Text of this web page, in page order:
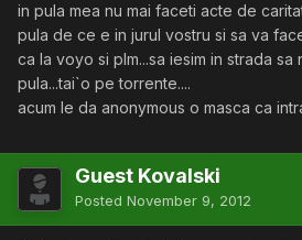
in pula mea nu mai faceti acte de
pula de ce e in jurul vostru si sa va
ca la voyo si plm...sa iesim in strada sa
pula...tai`o pe torrente....
acum le da anonymous o masca ca
Guest Kovalski
Posted November 9, 2012